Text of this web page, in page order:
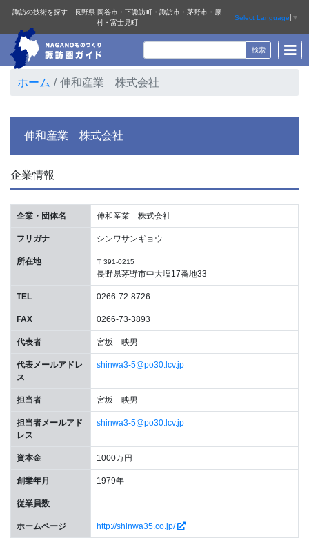
諏訪の技術を探す 長野県 岡谷市・下諏訪町・諏訪市・茅野市・原
村・富士見町
Select Language ▼
ホーム 伸和産業 株式会社
伸和産業 株式会社
企業情報
企業・団体名 伸和産業 株式会社
フリガナ シンワサンギョウ
所在地 〒391-0215
長野県茅野市中大塩17番地33
TEL 0266-72-8726
FAX 0266-73-3893
代表者 宮坂 映男
代表メールアドレ
ス
shinwa3-5@po30.lcv.jp
担当者 宮坂 映男
担当者メールアド
レス
shinwa3-5@po30.lcv.jp
資本金 1000万円
創業年月 1979年
従業員数
ホームページ http://shinwa35.co.jp/